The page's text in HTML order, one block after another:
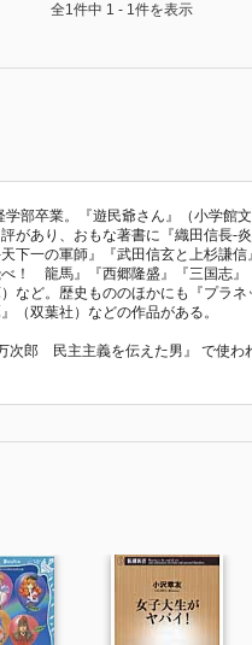
全1件中 1 - 1件を表示
部卒業。『遊民爺さん』（小学館
があり、おもな著書に『織田信長‐炎
天下一の軍師』『武田信玄と上杉謙
！ 龍馬』『西郷隆盛』『三国志』
など。歴史もののほかにも『プラ
（双葉社）などの作品がある。
次郎 民主主義を伝えた男』 で使わ